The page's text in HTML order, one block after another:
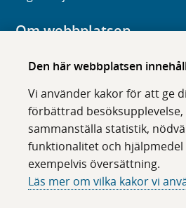
Den här webbplatsen
Vi använder kakor för att ge
förbättrad besöksupplevelse,
sammanställa statistik,
funktionalitet och hjälpmedel
exempelvis översättning.
Läs mer om vilka kakor vi
Om webbplatsen
Om karolinska.se
Tillgänglighet
Om cookies
Följ oss i sociala medier